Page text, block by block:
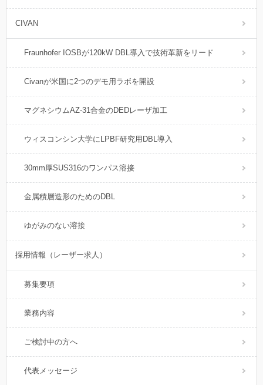
CIVAN
Fraunhofer IOSBが120kW DBL導入で技術革新をリード
Civanが米国に2つのデモ用ラボを開設
マグネシウムAZ-31合金のDEDレーザ加工
ウィスコンシン大学にLPBF研究用DBL導入
30mm厚SUS316のワンパス溶接
金属積層造形のためのDBL
ゆがみのない溶接
採用情報（レーザー求人）
募集要項
業務内容
ご検討中の方へ
代表メッセージ